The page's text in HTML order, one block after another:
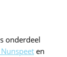
onderdeel
Nunspeeten